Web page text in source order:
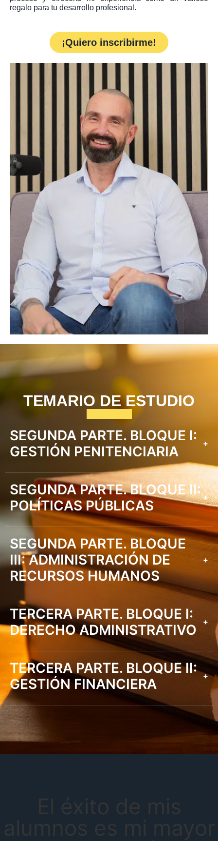
regalo para tu desarrollo profesional.
¡Quiero inscribirme!
TEMARIO DE ESTUDIO
SEGUNDA PARTE. BLOQUE I:
GESTIÓN PENITENCIARIA
+
SEGUNDA PARTE. BLOQUE II:
POLÍTICAS PÚBLICAS
+
SEGUNDA PARTE. BLOQUE
III: ADMINISTRACIÓN DE
RECURSOS HUMANOS
+
TERCERA PARTE. BLOQUE I:
DERECHO ADMINISTRATIVO
+
TERCERA PARTE. BLOQUE II:
GESTIÓN FINANCIERA
+
El éxito de mis
alumnos es mi mayor